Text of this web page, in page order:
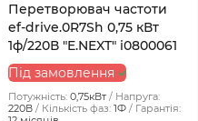
Перетворювач частоти
ef-drive.0R7Sh 0,75 кВт
1ф/220В "E.NEXT" i0800061
Під замовлення
Потужність: 0,75кВт
Напруга:
220В
Кількість фаз: 1Ф
Гарантія: